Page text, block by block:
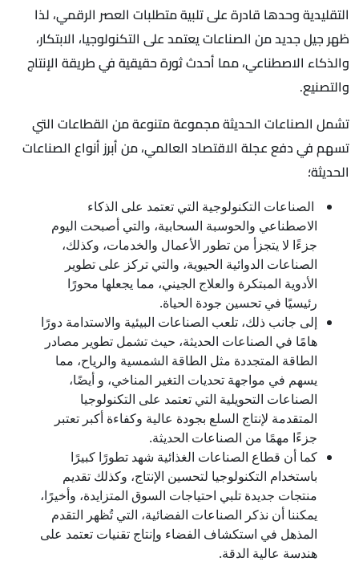
التقليدية وحدها قادرة على تلبية متطلبات العصر الرقمي، لذا
ظهر جيل جديد من الصناعات يعتمد على التكنولوجيا، الابتكار،
والذكاء الاصطناعي، مما أحدث ثورة حقيقية في طريقة الإنتاج
والتصنيع.
تشمل الصناعات الحديثة مجموعة متنوعة من القطاعات التي
تسهم في دفع عجلة الاقتصاد العالمي، من أبرز أنواع الصناعات
الحديثة؛
الصناعات التكنولوجية التي تعتمد على الذكاء
الاصطناعي والحوسبة السحابية، والتي أصبحت اليوم
جزءًا لا يتجزأ من تطور الأعمال والخدمات، وكذلك،
الصناعات الدوائية الحيوية، والتي تركز على تطوير
الأدوية المبتكرة والعلاج الجيني، مما يجعلها محورًا
رئيسيًا في تحسين جودة الحياة.
إلى جانب ذلك، تلعب الصناعات البيئية والاستدامة دورًا
هامًا في الصناعات الحديثة، حيث تشمل تطوير مصادر
الطاقة المتجددة مثل الطاقة الشمسية والرياح، مما
يسهم في مواجهة تحديات التغير المناخي، و أيضًا،
الصناعات التحويلية التي تعتمد على التكنولوجيا
المتقدمة لإنتاج السلع بجودة عالية وكفاءة أكبر تعتبر
جزءًا مهمًا من الصناعات الحديثة.
كما أن قطاع الصناعات الغذائية شهد تطورًا كبيرًا
باستخدام التكنولوجيا لتحسين الإنتاج، وكذلك تقديم
منتجات جديدة تلبي احتياجات السوق المتزايدة، وأخيرًا،
يمكننا أن نذكر الصناعات الفضائية، التي تُظهر التقدم
المذهل في استكشاف الفضاء وإنتاج تقنيات تعتمد على
هندسة عالية الدقة.